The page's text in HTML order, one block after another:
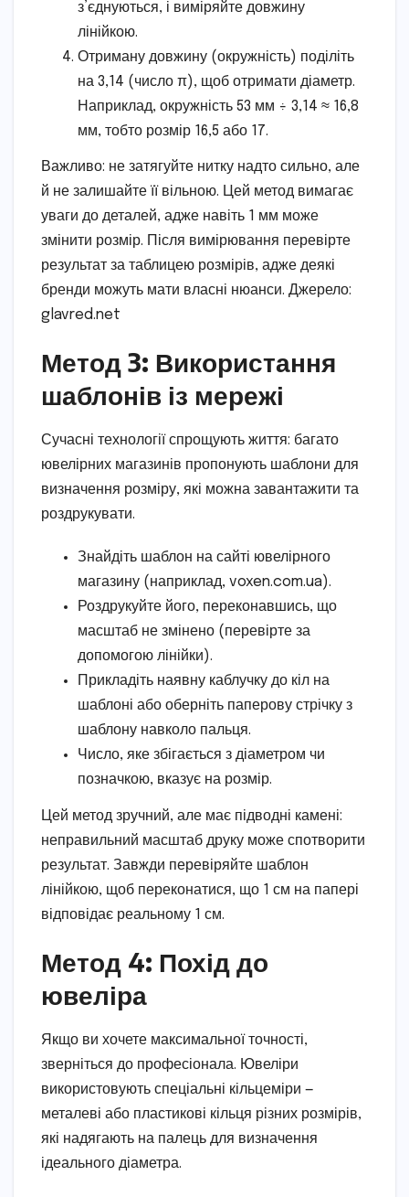
з’єднуються, і виміряйте довжину
лінійкою.
Отриману довжину (окружність) поділіть
на 3,14 (число π), щоб отримати діаметр.
Наприклад, окружність 53 мм ÷ 3,14 ≈ 16,8
мм, тобто розмір 16,5 або 17.
Важливо: не затягуйте нитку надто сильно, але
й не залишайте її вільною. Цей метод вимагає
уваги до деталей, адже навіть 1 мм може
змінити розмір. Після вимірювання перевірте
результат за таблицею розмірів, адже деякі
бренди можуть мати власні нюанси. Джерело:
glavred.net
Метод 3: Використання
шаблонів із мережі
Сучасні технології спрощують життя: багато
ювелірних магазинів пропонують шаблони для
визначення розміру, які можна завантажити та
роздрукувати.
Знайдіть шаблон на сайті ювелірного
магазину (наприклад, voxen.com.ua).
Роздрукуйте його, переконавшись, що
масштаб не змінено (перевірте за
допомогою лінійки).
Прикладіть наявну каблучку до кіл на
шаблоні або оберніть паперову стрічку з
шаблону навколо пальця.
Число, яке збігається з діаметром чи
позначкою, вказує на розмір.
Цей метод зручний, але має підводні камені:
неправильний масштаб друку може спотворити
результат. Завжди перевіряйте шаблон
лінійкою, щоб переконатися, що 1 см на папері
відповідає реальному 1 см.
Метод 4: Похід до
ювеліра
Якщо ви хочете максимальної точності,
зверніться до професіонала. Ювеліри
використовують спеціальні кільцеміри —
металеві або пластикові кільця різних розмірів,
які надягають на палець для визначення
ідеального діаметра.